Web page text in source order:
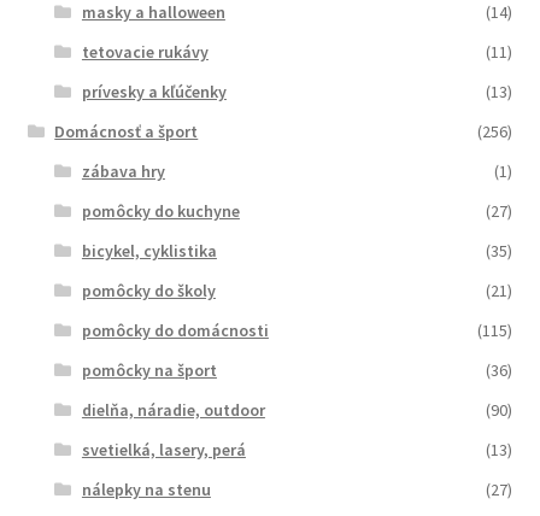
masky a halloween
(14)
tetovacie rukávy
(11)
prívesky a kľúčenky
(13)
Domácnosť a šport
(256)
zábava hry
(1)
pomôcky do kuchyne
(27)
bicykel, cyklistika
(35)
pomôcky do školy
(21)
pomôcky do domácnosti
(115)
pomôcky na šport
(36)
dielňa, náradie, outdoor
(90)
svetielká, lasery, perá
(13)
nálepky na stenu
(27)